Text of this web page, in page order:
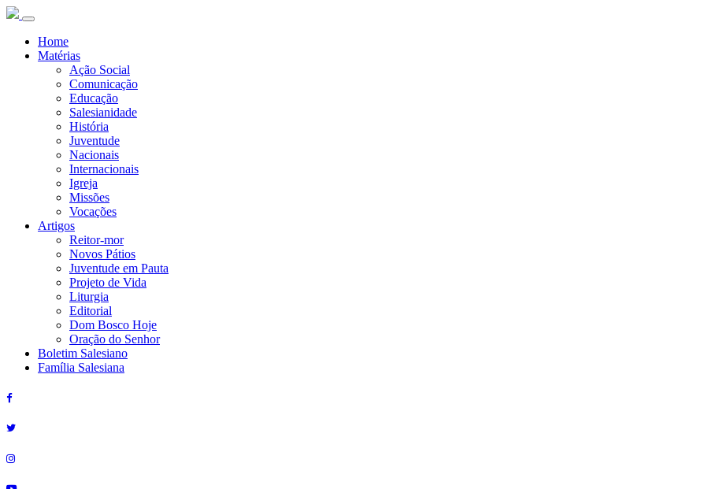
Home
Matérias
Ação Social
Comunicação
Educação
Salesianidade
História
Juventude
Nacionais
Internacionais
Igreja
Missões
Vocações
Artigos
Reitor-mor
Novos Pátios
Juventude em Pauta
Projeto de Vida
Liturgia
Editorial
Dom Bosco Hoje
Oração do Senhor
Boletim Salesiano
Família Salesiana